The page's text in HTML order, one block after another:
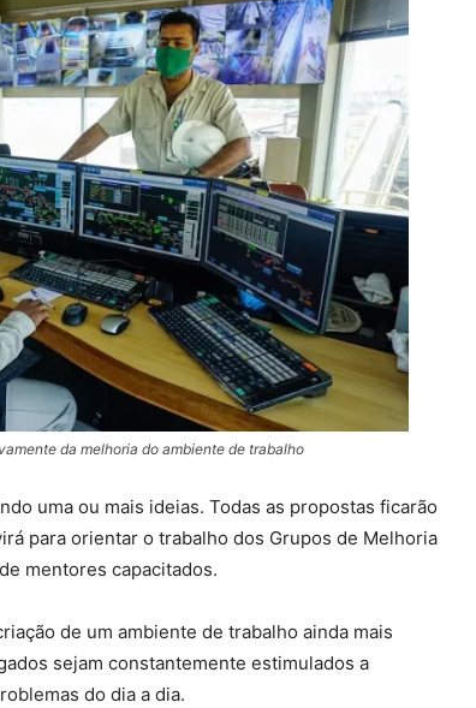
da melhoria do ambiente de trabalho
uma ou mais ideias. Todas as propostas ficarão
para orientar o trabalho dos Grupos de Melhoria
mentores capacitados.
de um ambiente de trabalho ainda mais
sejam constantemente estimulados a
do dia a dia.